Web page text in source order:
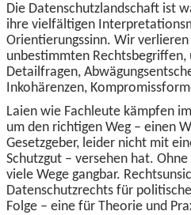
Die Datenschutzlandschaft ist
ihre vielfältigen
Orientierungssinn. Wir
unbestimmten
Detailfragen,
Inkohärenzen,
Laien wie Fachleute kämpfen
um den richtigen Weg – einen
Gesetzgeber, leider nicht mit
Schutzgut – versehen hat.
viele Wege gangbar.
Datenschutzrechts für
Folge – eine für Theorie und